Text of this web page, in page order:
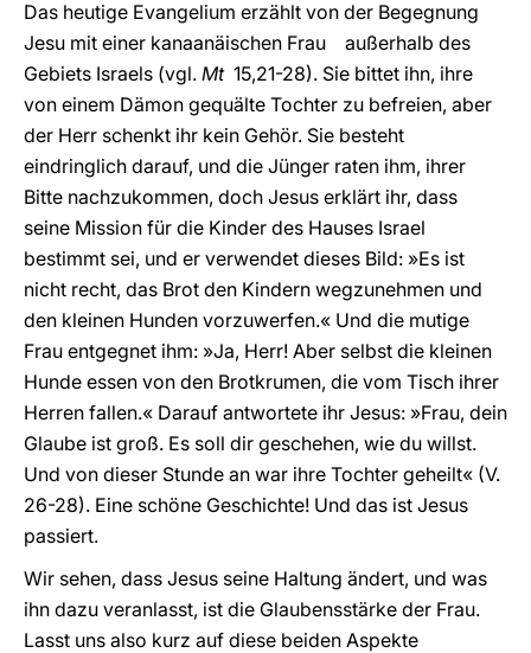
Das heutige Evangelium erzählt von der Begegnung
Jesu mit einer kanaanäischen Frau außerhalb des
Gebiets Israels (vgl. Mt15,21-28). Sie bittet ihn, ihre
von einem Dämon gequälte Tochter zu befreien, aber
der Herr schenkt ihr kein Gehör. Sie besteht
eindringlich darauf, und die Jünger raten ihm, ihrer
Bitte nachzukommen, doch Jesus erklärt ihr, dass
seine Mission für die Kinder des Hauses Israel
bestimmt sei, und er verwendet dieses Bild: »Es ist
nicht recht, das Brot den Kindern wegzunehmen und
den kleinen Hunden vorzuwerfen.« Und die mutige
Frau entgegnet ihm: »Ja, Herr! Aber selbst die kleinen
Hunde essen von den Brotkrumen, die vom Tisch ihrer
Herren fallen.« Darauf antwortete ihr Jesus: »Frau, dein
Glaube ist groß. Es soll dir geschehen, wie du willst.
Und von dieser Stunde an war ihre Tochter geheilt« (V.
26-28). Eine schöne Geschichte! Und das ist Jesus
passiert.
Wir sehen, dass Jesus seine Haltung ändert, und was
ihn dazu veranlasst, ist die Glaubensstärke der Frau.
Lasst uns also kurz auf diese beiden Aspekte